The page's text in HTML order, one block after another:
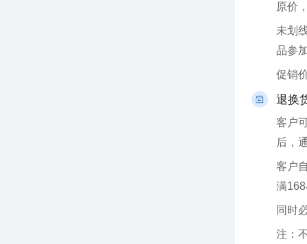
原价
品参
促销
退换
后，
满
同时
注：